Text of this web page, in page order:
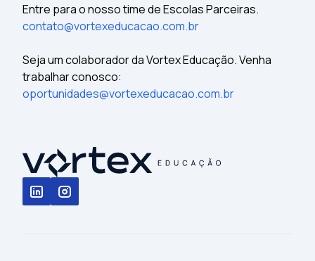
Entre para o nosso time de Escolas Parceiras.
contato@vortexeducacao.com.br
Seja um colaborador da Vortex Educação. Venha
trabalhar conosco:
oportunidades@vortexeducacao.com.br